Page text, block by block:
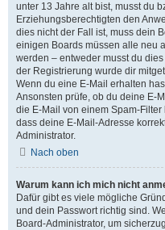
unter 13 Jahre alt bist, musst du
Erziehungsberechtigten den
dies nicht der Fall ist, muss dein
einigen Boards müssen alle neu
werden – entweder musst du
der Registrierung wurde dir
Wenn du eine E-Mail erhalten
Ansonsten prüfe, ob du deine E-
die E-Mail von einem Spam-
dass deine E-Mail-Adresse
Administrator.
Nach oben
Warum kann ich mich nicht
Dafür gibt es viele mögliche
und dein Passwort richtig sind.
Board-Administrator, um